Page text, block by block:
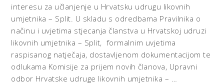
interesu za učlanjenje u Hrvatsku udrugu likovnih
umjetnika – Split. U skladu s odredbama Pravilnika o
načinu i uvjetima stjecanja članstva u Hrvatskoj udruzi
likovnih umjetnika – Split, formalnim uvjetima
raspisanog natječaja, dostavljenom dokumentacijom te
odlukama Komisije za prijem novih članova, Upravni
odbor Hrvatske udruge likovnih umjetnika – …